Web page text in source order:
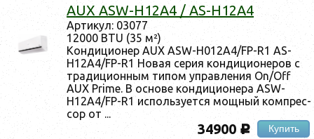
AUX ASW-H12A4 / AS-H12A4
Ар­ти­кул: 03077
12000 BTU (35 м²)
Кон­ди­ци­онер AUX ASW-H012A4/FP-R1 AS-
H12A4/FP-R1 Но­вая се­рия кон­ди­ци­оне­ров с
тра­дици­он­ным ти­пом уп­равле­ния On/Off
AUX Prime. В ос­но­ве кон­ди­ци­оне­ра ASW-
H12A4/FP-R1 ис­поль­зу­ет­ся мощ­ный ком­прес­
сор от ...
34900 c Купить